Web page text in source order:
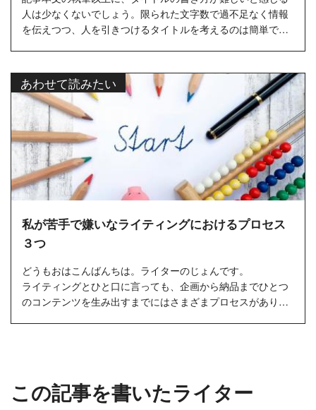
人は少なくないでしょう。限られた文字数で過不足なく情報
を伝えつつ、人を引きつけるタイトルを考えるのは簡単では
...
あわせて読みたい
私が苦手で嫌いなライティングにおけるプロセス
３つ
どうもおはこんばんちは。ライターのじょんです。
ライティングとひと口に言っても、企画から納品までひとつ
のコンテンツを生み出すまでにはさまざまプロセスがありま
この記事を書いたライター